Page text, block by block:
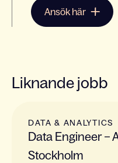
Ansök här
Liknande jobb
DATA & ANALYTICS
Data Engineer –
Stockholm